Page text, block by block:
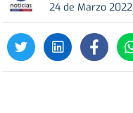
24 de Marzo 2022